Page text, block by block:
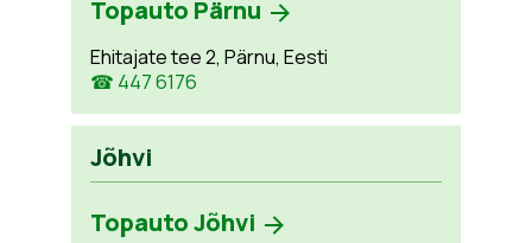
Topauto Pärnu
Ehitajate tee 2, Pärnu, Eesti
☎ 447 6176
Jõhvi
Topauto Jõhvi